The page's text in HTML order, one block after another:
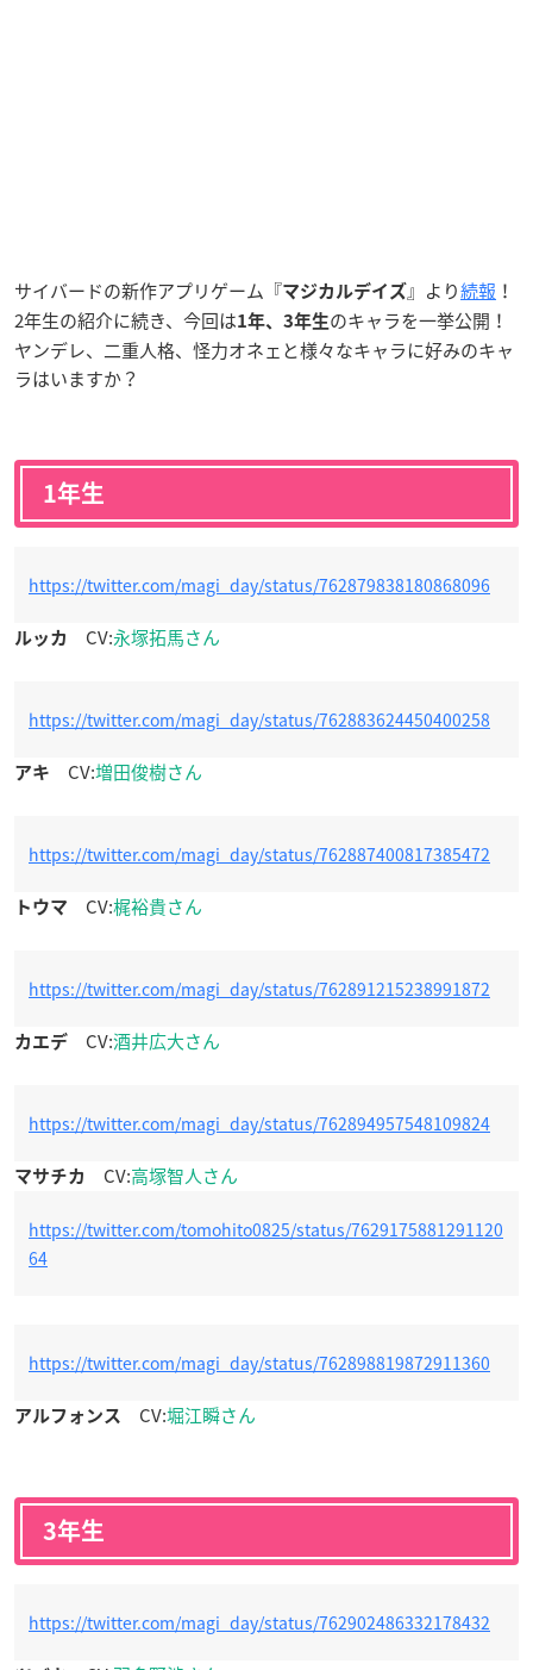
サイバードの新作アプリゲーム『マジカルデイズ』より続報 ！
2年生の紹介に続き、今回は1年、3年生のキャラを一挙公開！
ヤンデレ、二重人格、怪力オネェと様々なキャラに好みのキャ
ラはいますか？
1年生
https://twitter.com/magi_day/status/762879838180868096
ルッカ CV:永塚拓馬さん
https://twitter.com/magi_day/status/762883624450400258
アキ CV:増田俊樹さん
https://twitter.com/magi_day/status/762887400817385472
トウマ CV:梶裕貴さん
https://twitter.com/magi_day/status/762891215238991872
カエデ CV:酒井広大さん
https://twitter.com/magi_day/status/762894957548109824
マサチカ CV:高塚智人さん
https://twitter.com/tomohito0825/status/7629175881291120
64
https://twitter.com/magi_day/status/762898819872911360
アルフォンス CV:堀江瞬さん
3年生
https://twitter.com/magi_day/status/762902486332178432